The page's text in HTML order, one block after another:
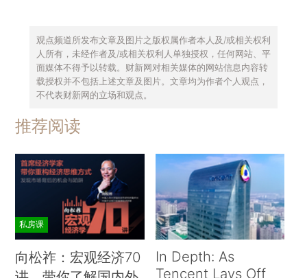
观点频道所发布文章及图片之版权属作者本人及/或相关权利
人所有，未经作者及/或相关权利人单独授权，任何网站、平
面媒体不得予以转载。财新网对相关媒体的网站信息内容转
载授权并不包括上述文章及图片。文章均为作者个人观点，
不代表财新网的立场和观点。
推荐阅读
私房课
向松祚：宏观经济70
In Depth: As
Tencent Lays Off